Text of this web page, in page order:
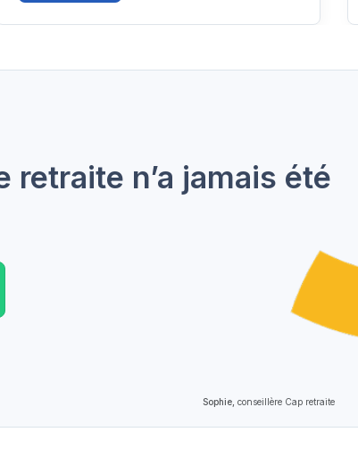
Sophie, conseillère Cap retraite
retraite n’a jamais été